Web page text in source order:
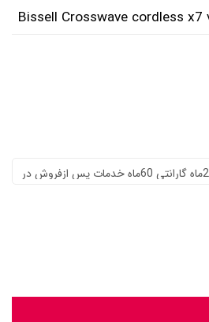
Bissell Crosswave cordless x7